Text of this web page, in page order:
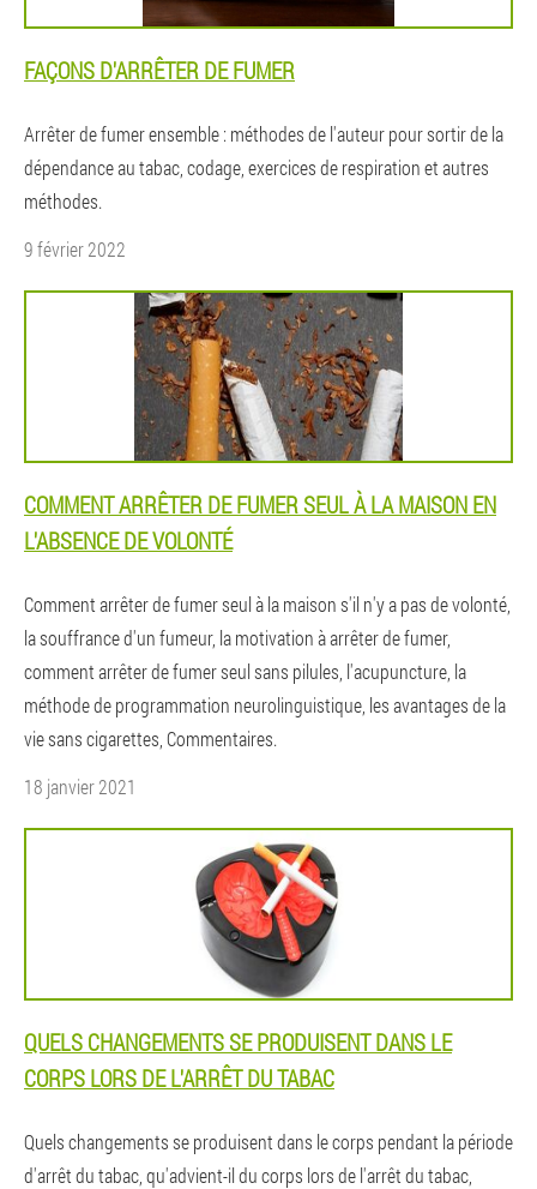
FAÇONS D'ARRÊTER DE FUMER
Arrêter de fumer ensemble : méthodes de l'auteur pour sortir de la
dépendance au tabac, codage, exercices de respiration et autres
méthodes.
9 février 2022
COMMENT ARRÊTER DE FUMER SEUL À LA MAISON EN
L'ABSENCE DE VOLONTÉ
Comment arrêter de fumer seul à la maison s'il n'y a pas de volonté,
la souffrance d'un fumeur, la motivation à arrêter de fumer,
comment arrêter de fumer seul sans pilules, l'acupuncture, la
méthode de programmation neurolinguistique, les avantages de la
vie sans cigarettes, Commentaires.
18 janvier 2021
QUELS CHANGEMENTS SE PRODUISENT DANS LE
CORPS LORS DE L'ARRÊT DU TABAC
Quels changements se produisent dans le corps pendant la période
d'arrêt du tabac, qu'advient-il du corps lors de l'arrêt du tabac,